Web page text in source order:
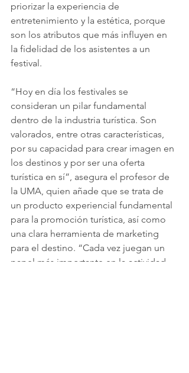
priorizar la experiencia de
entretenimiento y la estética, porque
son los atributos que más influyen en
la fidelidad de los asistentes a un
festival.
“Hoy en día los festivales se
consideran un pilar fundamental
dentro de la industria turística. Son
valorados, entre otras características,
por su capacidad para crear imagen en
los destinos y por ser una oferta
turística en sí”, asegura el profesor de
la UMA, quien añade que se trata de
un producto experiencial fundamental
para la promoción turística, así como
una clara herramienta de marketing
para el destino. “Cada vez juegan un
papel más importante en la actividad